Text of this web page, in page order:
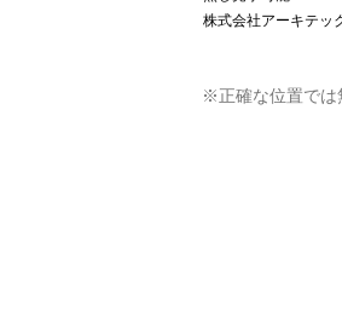
株式会社アーキテッ
※正確な位置では